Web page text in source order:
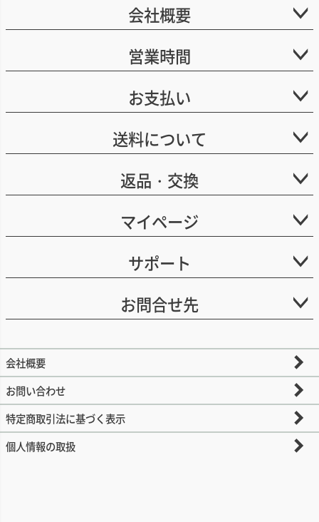
会社概要
営業時間
お支払い
送料について
返品・交換
マイページ
サポート
お問合せ先
会社概要
お問い合わせ
特定商取引法に基づく表示
個人情報の取扱